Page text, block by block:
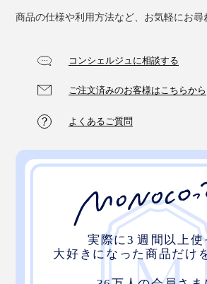
う。疲れた夜も、やさしい自然が包
商品の仕様や利用方法など、お気軽にお尋
コンシェルジュに相談する
ご注文済みのお客様はこちらから
よくあるご質問